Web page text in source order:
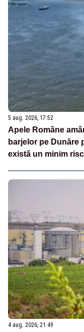
5 aug. 2026, 17:52
Apele Române
barjelor pe Dunăre
există un minim
4 aug. 2026, 21:49